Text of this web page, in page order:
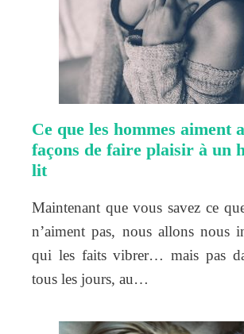
Ce que les hommes aiment
façons de faire plaisir à un
lit
Maintenant que vous savez ce
n’aiment pas, nous allons nous
qui les faits vibrer… mais pas
tous les jours, au…